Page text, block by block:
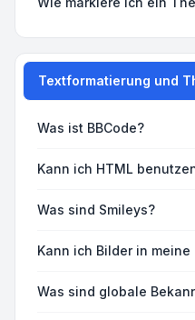
Textformatierung und
Was ist BBCode?
Kann ich HTML
Was sind Smileys?
Kann ich Bilder in
Was sind globale